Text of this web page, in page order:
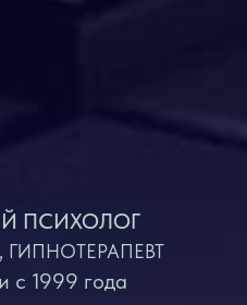
ПСИХОЛОГ
ГИПНОТЕРАПЕВТ
с 1999 года